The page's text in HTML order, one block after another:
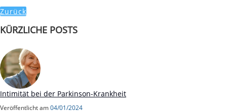
Zurück
KÜRZLICHE POSTS
Intimität bei der Parkinson-Krankheit
Veröffentlicht am04/01/2024